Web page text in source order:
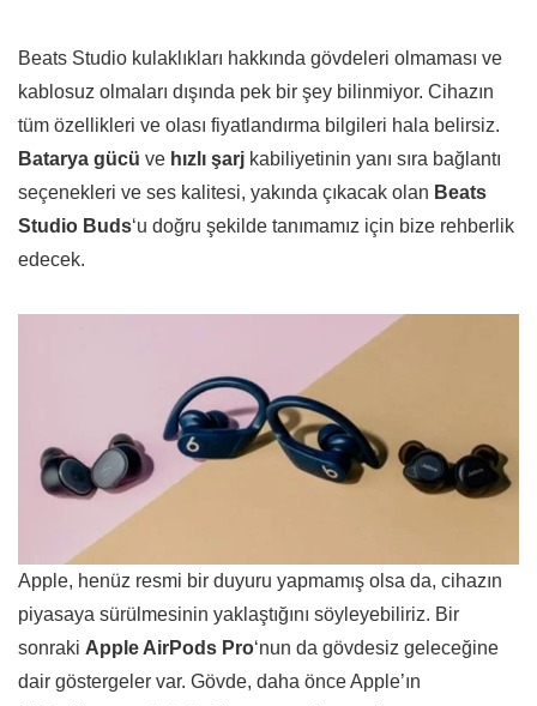
Beats Studio kulaklıkları hakkında gövdeleri olmaması ve
kablosuz olmaları dışında pek bir şey bilinmiyor. Cihazın
tüm özellikleri ve olası fiyatlandırma bilgileri hala belirsiz.
Batarya gücü ve hızlı şarj kabiliyetinin yanı sıra bağlantı
seçenekleri ve ses kalitesi, yakında çıkacak olan Beats
Studio Buds‘u doğru şekilde tanımamız için bize rehberlik
edecek.
Apple, henüz resmi bir duyuru yapmamış olsa da, cihazın
piyasaya sürülmesinin yaklaştığını söyleyebiliriz. Bir
sonraki Apple AirPods Pro‘nun da gövdesiz geleceğine
dair göstergeler var. Gövde, daha önce Apple’ın